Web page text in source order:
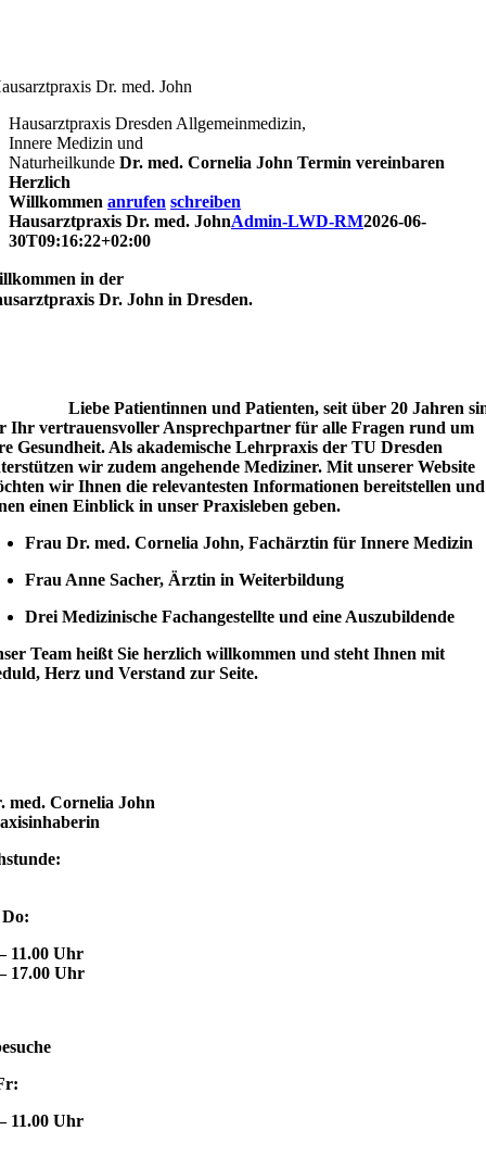
Dr. med. John
Hausarztpraxis Dresden Allgemeinmedizin,
Innere Medizin und
Naturheilkunde Dr. med. Cornelia John Termin vereinbaren
Herzlich
Willkommen anrufen schreiben
Hausarztpraxis Dr. med. JohnAdmin-LWD-RM2026-06-
30T09:16:22+02:00
in der
Dr. John in Dresden.
Liebe Patientinnen und Patienten, seit über 20 Jahren
Ihr vertrauensvoller Ansprechpartner für alle Fragen rund um
Gesundheit. Als akademische Lehrpraxis der TU Dresden
wir zudem angehende Mediziner. Mit unserer Website
wir Ihnen die relevantesten Informationen bereitstellen und
einen Einblick in unser Praxisleben geben.
Frau Dr. med. Cornelia John, Fachärztin für Innere Medizin
Frau Anne Sacher, Ärztin in Weiterbildung
Drei Medizinische Fachangestellte und eine Auszubildende
Team heißt Sie herzlich willkommen und steht Ihnen mit
Herz und Verstand zur Seite.
med. Cornelia John
11.00 Uhr
17.00 Uhr
11.00 Uhr